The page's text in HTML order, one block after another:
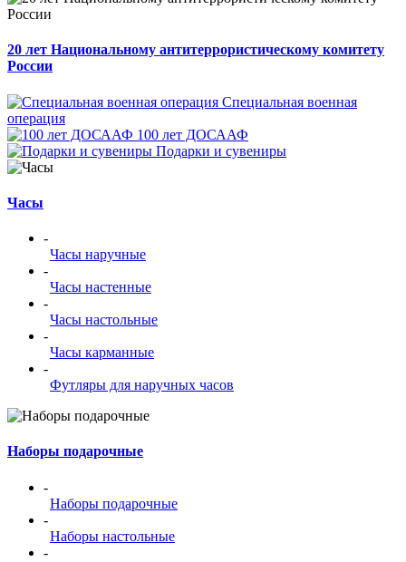
20 лет Национальному антитеррористическому комитету
России
Специальная военная
операция
100 лет ДОСААФ
Подарки и сувениры
Часы
-
Часы наручные
-
Часы настенные
-
Часы настольные
-
Часы карманные
-
Футляры для наручных часов
Наборы подарочные
-
Наборы подарочные
-
Наборы настольные
-